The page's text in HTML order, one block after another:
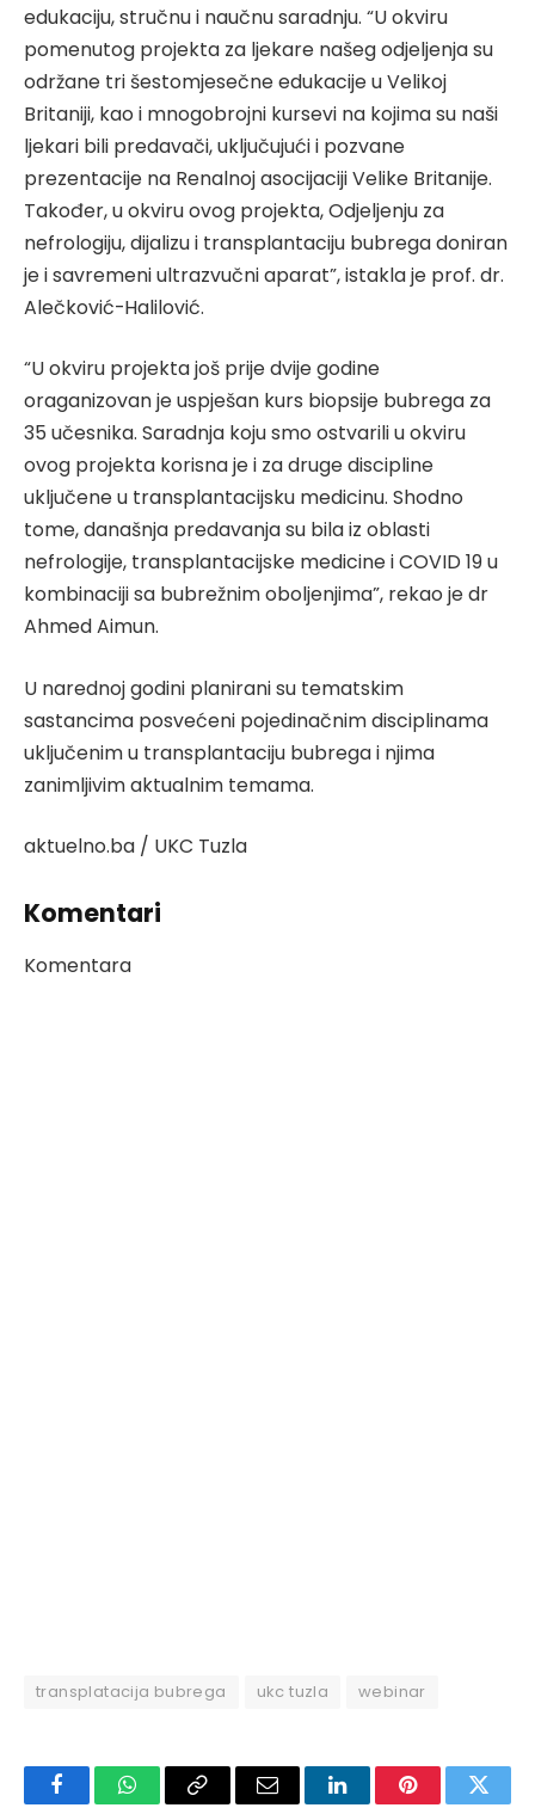
edukaciju, stručnu i naučnu saradnju. “U okviru
pomenutog projekta za ljekare našeg odjeljenja su
održane tri šestomjesečne edukacije u Velikoj
Britaniji, kao i mnogobrojni kursevi na kojima su naši
ljekari bili predavači, uključujući i pozvane
prezentacije na Renalnoj asocijaciji Velike Britanije.
Također, u okviru ovog projekta, Odjeljenju za
nefrologiju, dijalizu i transplantaciju bubrega doniran
je i savremeni ultrazvučni aparat”, istakla je prof. dr.
Alečković-Halilović.
“U okviru projekta još prije dvije godine
oraganizovan je uspješan kurs biopsije bubrega za
35 učesnika. Saradnja koju smo ostvarili u okviru
ovog projekta korisna je i za druge discipline
uključene u transplantacijsku medicinu. Shodno
tome, današnja predavanja su bila iz oblasti
nefrologije, transplantacijske medicine i COVID 19 u
kombinaciji sa bubrežnim oboljenjima”, rekao je dr
Ahmed Aimun.
U narednoj godini planirani su tematskim
sastancima posvećeni pojedinačnim disciplinama
uključenim u transplantaciju bubrega i njima
zanimljivim aktualnim temama.
aktuelno.ba / UKC Tuzla
Komentari
Komentara
transplatacija bubrega ukc tuzla webinar
FacebookWhatsAppCopy Email LinkedInPinterest